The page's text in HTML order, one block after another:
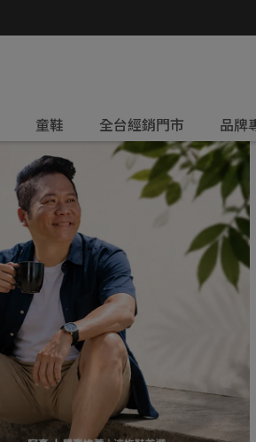
童鞋 全台經銷門市 品牌